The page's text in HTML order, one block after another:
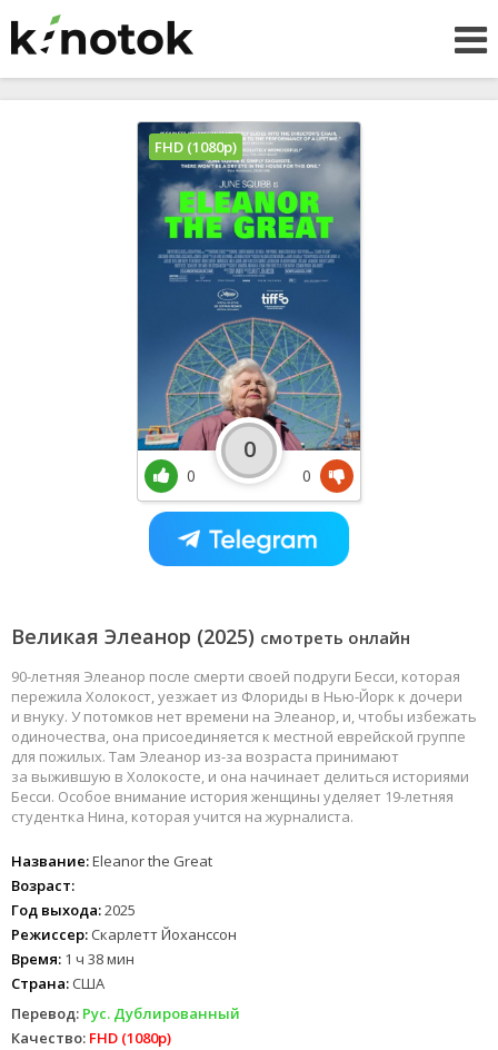
Великая Элеанор (2025) смотреть онлайн
90-летняя Элеанор после смерти своей подруги Бесси, которая
пережила Холокост, уезжает из Флориды в Нью-Йорк к дочери
и внуку. У потомков нет времени на Элеанор, и, чтобы избежать
одиночества, она присоединяется к местной еврейской группе
для пожилых. Там Элеанор из-за возраста принимают
за выжившую в Холокосте, и она начинает делиться историями
Бесси. Особое внимание история женщины уделяет 19-летняя
студентка Нина, которая учится на журналиста.
Название:Eleanor the Great
Возраст:
Год выхода:2025
Режиссер: Скарлетт Йоханссон
Время: 1 ч 38 мин
Страна: США
Перевод: Рус. Дублированный
Качество: FHD (1080p)
FHD (1080p)
0
0
0